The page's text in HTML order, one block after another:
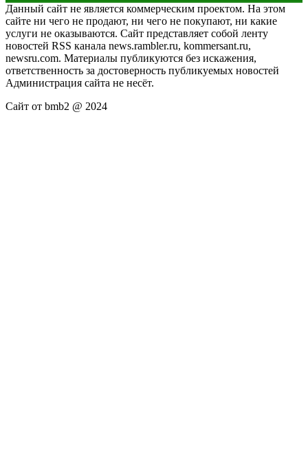
Данный сайт не является коммерческим проектом. На этом
сайте ни чего не продают, ни чего не покупают, ни какие
услуги не оказываются. Сайт представляет собой ленту
новостей RSS канала news.rambler.ru, kommersant.ru,
newsru.com. Материалы публикуются без искажения,
ответственность за достоверность публикуемых новостей
Администрация сайта не несёт.
Сайт от bmb2 @ 2024